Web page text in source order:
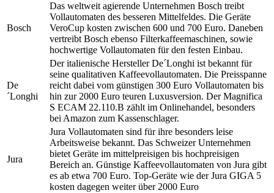
Bosch
Das weltweit agierende Unternehmen Bosch treibt
Vollautomaten des besseren Mittelfeldes. Die Geräte
VeroCup kosten zwischen 600 und 700 Euro. Daneben
vertreibt Bosch ebenso Filterkaffeemaschinen, sowie
hochwertige Vollautomaten für den festen Einbau.
De
´Longhi
Der italienische Hersteller De´Longhi ist bekannt für
seine qualitativen Kaffeevollautomaten. Die Preisspanne
reicht dabei vom günstigen 300 Euro Vollautomaten bis
hin zur 2000 Euro teuren Luxusversion. Der Magnifica
S ECAM 22.110.B zählt im Onlinehandel, besonders
bei Amazon zum Kassenschlager.
Jura
Jura Vollautomaten sind für ihre besonders leise
Arbeitsweise bekannt. Das Schweizer Unternehmen
bietet Geräte im mittelpreisigen bis hochpreisigen
Bereich an. Günstige Kaffeevollautomaten von Jura gibt
es ab etwa 700 Euro. Top-Geräte wie der Jura GIGA 5
kosten dagegen weiter über 2000 Euro